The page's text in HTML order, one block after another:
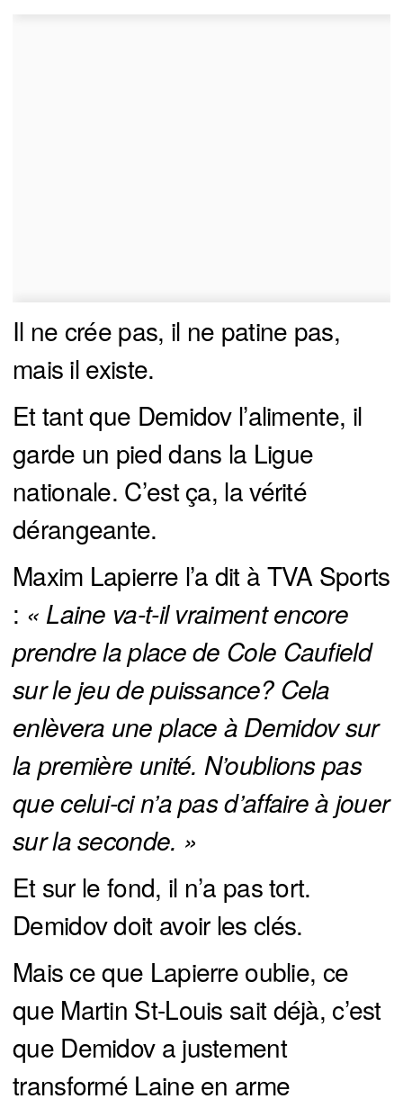
Il ne crée pas, il ne patine pas,
mais il existe.
Et tant que Demidov l’alimente, il
garde un pied dans la Ligue
nationale. C’est ça, la vérité
dérangeante.
Maxim Lapierre l’a dit à TVA Sports
: « Laine va-t-il vraiment encore
prendre la place de Cole Caufield
sur le jeu de puissance? Cela
enlèvera une place à Demidov sur
la première unité. N’oublions pas
que celui-ci n’a pas d’affaire à jouer
sur la seconde. »
Et sur le fond, il n’a pas tort.
Demidov doit avoir les clés.
Mais ce que Lapierre oublie, ce
que Martin St-Louis sait déjà, c’est
que Demidov a justement
transformé Laine en arme